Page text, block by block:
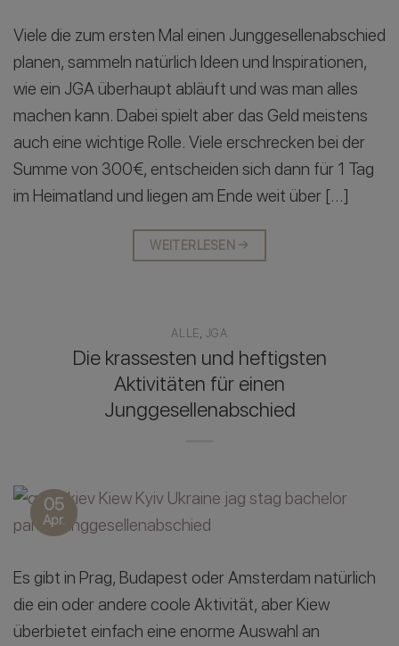
Viele die zum ersten Mal einen Junggesellenabschied
planen, sammeln natürlich Ideen und Inspirationen,
wie ein JGA überhaupt abläuft und was man alles
machen kann. Dabei spielt aber das Geld meistens
auch eine wichtige Rolle. Viele erschrecken bei der
Summe von 300€, entscheiden sich dann für 1 Tag
im Heimatland und liegen am Ende weit über […]
WEITERLESEN →
ALLE JGA
Die krassesten und heftigsten
Aktivitäten für einen
Junggesellenabschied
05
Apr.
Es gibt in Prag, Budapest oder Amsterdam natürlich
die ein oder andere coole Aktivität, aber Kiew
überbietet einfach eine enorme Auswahl an